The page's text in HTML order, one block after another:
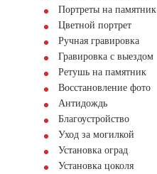
Портреты на памятник
Цветной портрет
Ручная гравировка
Гравировка с выездом
Ретушь на памятник
Восстановление фото
Антидождь
Благоустройство
Уход за могилкой
Установка оград
Установка цоколя